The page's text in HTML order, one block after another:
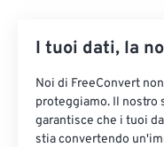
I tuoi dati, la
Noi di FreeConvert
proteggiamo. Il nostro
garantisce che i tuoi
stia convertendo